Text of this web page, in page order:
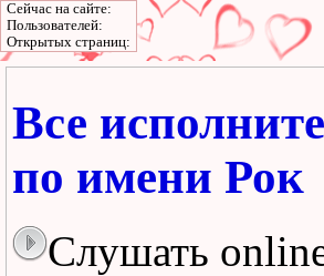
Все
по имени Рок
Слушать
Сейчас на сайте:
Пользователей:
Открытых страниц: